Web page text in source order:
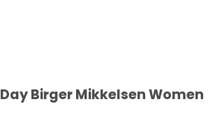
Day Birger Mikkelsen Women